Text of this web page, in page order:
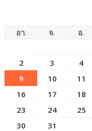
อา. จ. อ.
2
3 4
9
10 11
16
17 18
23
24 25
30
31